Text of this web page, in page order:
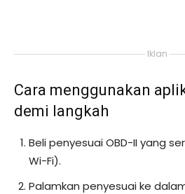
Iklan
Cara menggunakan
demi langkah
Beli penyesuai OBD-II yang
Wi-Fi).
Palamkan penyesuai ke